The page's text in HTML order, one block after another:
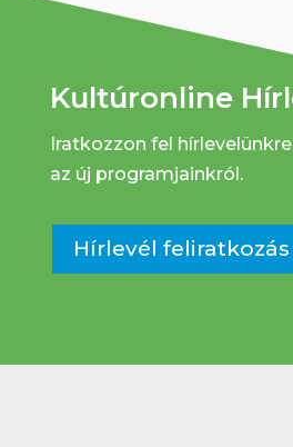
Kultúronline
Iratkozzon fel
az új programjainkról.
Hírlevél feliratkozás